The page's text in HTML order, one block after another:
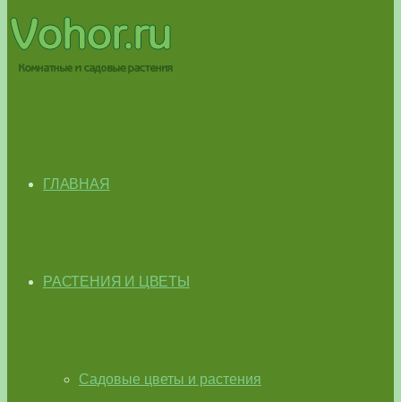
ГЛАВНАЯ
РАСТЕНИЯ И ЦВЕТЫ
Садовые цветы и растения